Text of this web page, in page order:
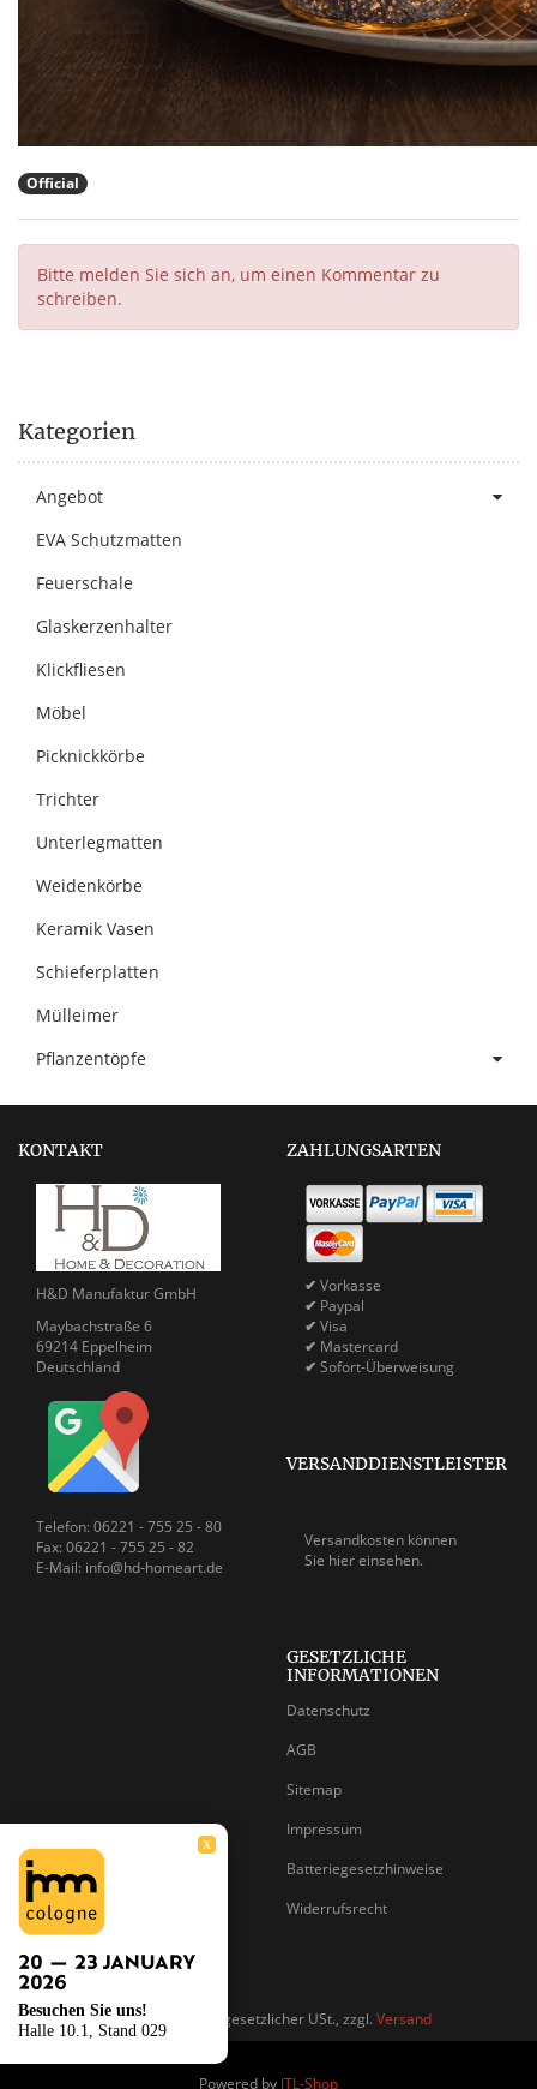
X
Besuchen Sie uns!
Halle 10.1, Stand 029
Official
Bitte melden Sie sich an, um einen Kommentar zu
schreiben.
Kategorien
Angebot
EVA Schutzmatten
Feuerschale
Glaskerzenhalter
Klickfliesen
Möbel
Picknickkörbe
Trichter
Unterlegmatten
Weidenkörbe
Keramik Vasen
Schieferplatten
Mülleimer
Pflanzentöpfe
KONTAKT
H&D Manufaktur GmbH
Maybachstraße 6
69214 Eppelheim
Deutschland
Telefon: 06221 - 755 25 - 80
Fax: 06221 - 755 25 - 82
E-Mail: info@hd-homeart.de
ZAHLUNGSARTEN
✔ Vorkasse
✔ Paypal
✔ Visa
✔ Mastercard
✔ Sofort-Überweisung
VERSANDDIENSTLEISTER
Versandkosten können
Sie hier einsehen.
GESETZLICHE
INFORMATIONEN
Datenschutz
AGB
Sitemap
Impressum
Batteriegesetzhinweise
Widerrufsrecht
* Alle Preise inkl. gesetzlicher USt., zzgl. Versand
Powered by JTL-Shop